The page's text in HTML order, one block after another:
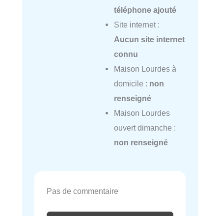
téléphone ajouté
Site internet :
Aucun site internet
connu
Maison Lourdes à
domicile : non
renseigné
Maison Lourdes
ouvert dimanche :
non renseigné
Pas de commentaire